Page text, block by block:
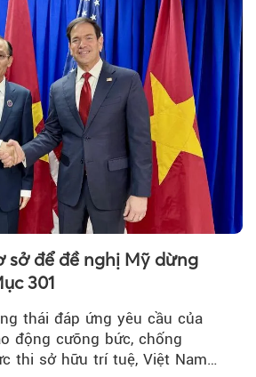
8/2026.
sở để đề nghị Mỹ dừng
301
thái đáp ứng yêu cầu của
động cưỡng bức, chống
thi sở hữu trí tuệ, Việt Nam